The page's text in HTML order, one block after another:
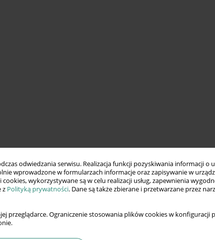
odwiedzania serwisu. Realizacja funkcji pozyskiwania informacji o
wprowadzone w formularzach informacje oraz zapisywanie w
wykorzystywane są w celu realizacji usług, zapewnienia
z Polityką prywatności. Dane są także zbierane i przetwarzane przez
przeglądarce. Ograniczenie stosowania plików cookies w konfiguracji